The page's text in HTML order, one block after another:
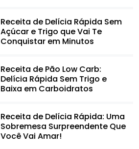
Receita de Delícia Rápida Sem
Açúcar e Trigo que Vai Te
Conquistar em Minutos
Receita de Pão Low Carb:
Delícia Rápida Sem Trigo e
Baixa em Carboidratos
Receita de Delícia Rápida: Uma
Sobremesa Surpreendente Que
Você Vai Amar!